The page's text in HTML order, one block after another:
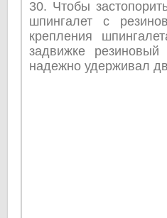
30. Чтобы
шпингалет с
крепления
задвижке
надежно удерживал